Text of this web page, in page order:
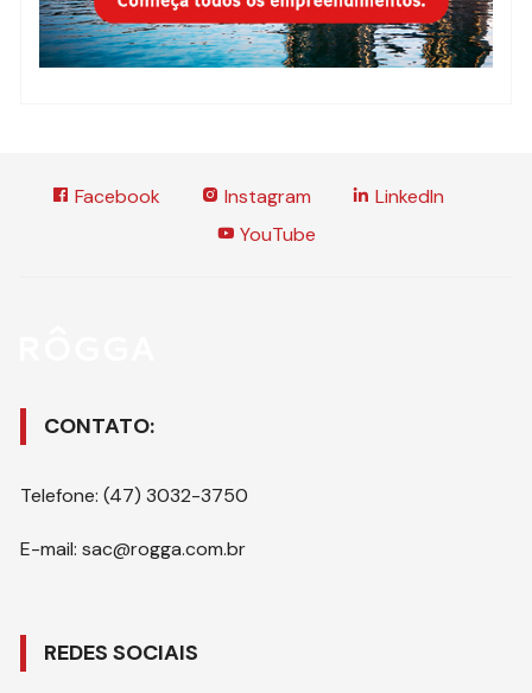
Facebook Instagram
LinkedIn
YouTube
CONTATO:
Telefone: (47) 3032-3750
E-mail: sac@rogga.com.br
REDES SOCIAIS